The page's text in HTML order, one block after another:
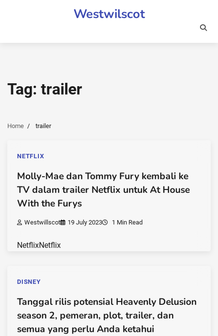
Westwilscot
Tag: trailer
Home trailer
NETFLIX
Molly-Mae dan Tommy Fury kembali ke
TV dalam trailer Netflix untuk At House
With the Furys
Westwillscot 19 July 2023 1 Min Read
NetflixNetflix
DISNEY
Tanggal rilis potensial Heavenly Delusion
season 2, pemeran, plot, trailer, dan
semua yang perlu Anda ketahui